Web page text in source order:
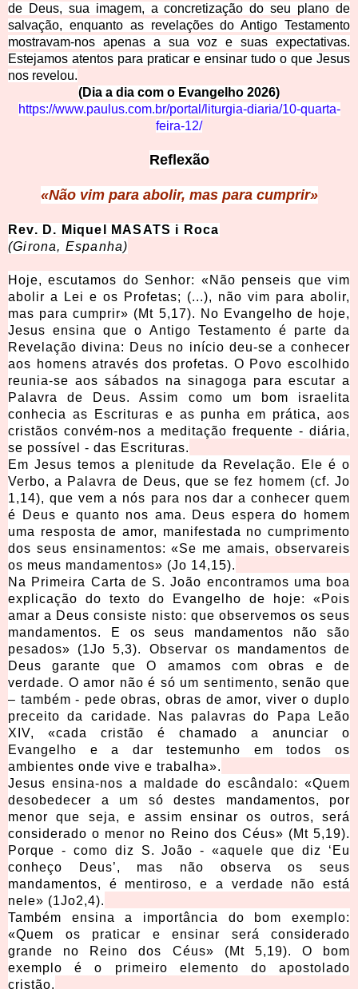
de Deus, sua imagem, a concretização do seu plano de
salvação, enquanto as revelações do Antigo Testamento
mostravam-nos apenas a sua voz e suas expectativas.
Estejamos atentos para praticar e ensinar tudo o que Jesus
nos revelou.
(Dia a dia com o Evangelho 2026)
https://www.paulus.com.br/portal/liturgia-diaria/10-quarta-
feira-12/
Reflexão
«Não vim para abolir, mas para cumprir»
Rev. D. Miquel MASATS i Roca
(Girona, Espanha)
Hoje, escutamos do Senhor: «Não penseis que vim
abolir a Lei e os Profetas; (...), não vim para abolir,
mas para cumprir» (Mt 5,17). No Evangelho de hoje,
Jesus ensina que o Antigo Testamento é parte da
Revelação divina: Deus no início deu-se a conhecer
aos homens através dos profetas. O Povo escolhido
reunia-se aos sábados na sinagoga para escutar a
Palavra de Deus. Assim como um bom israelita
conhecia as Escrituras e as punha em prática, aos
cristãos convém-nos a meditação frequente - diária,
se possível - das Escrituras.
Em Jesus temos a plenitude da Revelação. Ele é o
Verbo, a Palavra de Deus, que se fez homem (cf. Jo
1,14), que vem a nós para nos dar a conhecer quem
é Deus e quanto nos ama. Deus espera do homem
uma resposta de amor, manifestada no cumprimento
dos seus ensinamentos: «Se me amais, observareis
os meus mandamentos» (Jo 14,15).
Na Primeira Carta de S. João encontramos uma boa
explicação do texto do Evangelho de hoje: «Pois
amar a Deus consiste nisto: que observemos os seus
mandamentos. E os seus mandamentos não são
pesados» (1Jo 5,3). Observar os mandamentos de
Deus garante que O amamos com obras e de
verdade. O amor não é só um sentimento, senão que
– também - pede obras, obras de amor, viver o duplo
preceito da caridade. Nas palavras do Papa Leão
XIV, «cada cristão é chamado a anunciar o
Evangelho e a dar testemunho em todos os
ambientes onde vive e trabalha».
Jesus ensina-nos a maldade do escândalo: «Quem
desobedecer a um só destes mandamentos, por
menor que seja, e assim ensinar os outros, será
considerado o menor no Reino dos Céus» (Mt 5,19).
Porque - como diz S. João - «aquele que diz ‘Eu
conheço Deus’, mas não observa os seus
mandamentos, é mentiroso, e a verdade não está
nele» (1Jo2,4).
Também ensina a importância do bom exemplo:
«Quem os praticar e ensinar será considerado
grande no Reino dos Céus» (Mt 5,19). O bom
exemplo é o primeiro elemento do apostolado
cristão.